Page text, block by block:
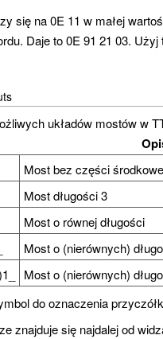
się na 0E 11 w małej
Daje to 0E 91 21 03.
układów mostów w
Most bez części
Most długości 3
Most o równej długości
Most o (nierównych)
Most o (nierównych)
do oznaczenia
znajduje się najdalej od